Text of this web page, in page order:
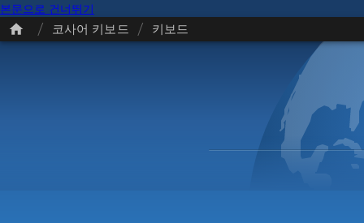
본문으로 건너뛰기
/ 코사어 키보드 / 키보드